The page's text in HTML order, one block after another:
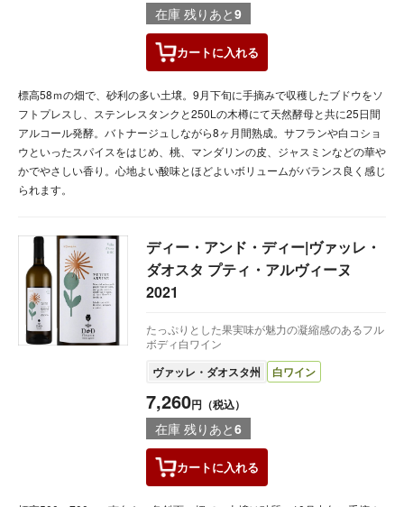
在庫 残りあと9
カートに入れる
標高58ｍの畑で、砂利の多い土壌。9月下旬に手摘みで収穫したブドウをソ
フトプレスし、ステンレスタンクと250Lの木樽にて天然酵母と共に25日間
アルコール発酵。バトナージュしながら8ヶ月間熟成。サフランや白コショ
ウといったスパイスをはじめ、桃、マンダリンの皮、ジャスミンなどの華や
かでやさしい香り。心地よい酸味とほどよいボリュームがバランス良く感じ
られます。
ディー・アンド・ディー|ヴァッレ・
ダオスタ プティ・アルヴィーヌ
2021
たっぷりとした果実味が魅力の凝縮感のあるフル
ボディ白ワイン
ヴァッレ・ダオスタ州 白ワイン
7,260円（税込）
在庫 残りあと6
カートに入れる